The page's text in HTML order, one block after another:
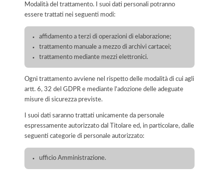
Modalità del trattamento. I suoi dati personali potranno
essere trattati nei seguenti modi:
affidamento a terzi di operazioni di elaborazione;
trattamento manuale a mezzo di archivi cartacei;
trattamento mediante mezzi elettronici.
Ogni trattamento avviene nel rispetto delle modalità di cui agli
artt. 6, 32 del GDPR e mediante l'adozione delle adeguate
misure di sicurezza previste.
I suoi dati saranno trattati unicamente da personale
espressamente autorizzato dal Titolare ed, in particolare, dalle
seguenti categorie di personale autorizzato:
ufficio Amministrazione.